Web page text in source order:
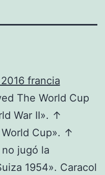
The World Cup
War II». ↑
Cup». ↑
jugó la
1954». Caracol